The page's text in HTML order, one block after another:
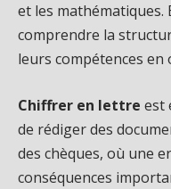
et les mathématiques.
comprendre la
leurs compétences
Chiffrer en lettre est
de rédiger des
des chèques, où une
conséquences